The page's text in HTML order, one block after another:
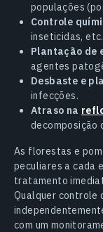
populações
Controle
inseticidas,
Plantação de
agentes
Desbaste e
infecções.
Atraso na
decomposição
As florestas e
peculiares a cada
tratamento
Qualquer controle
com um